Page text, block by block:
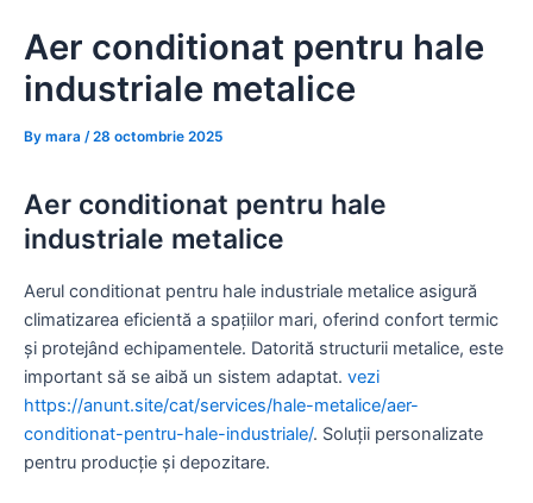
content
Aer conditionat pentru hale
industriale metalice
By mara /28 octombrie 2025
Aer conditionat pentru hale
industriale metalice
Aerul conditionat pentru hale industriale metalice asigură
climatizarea eficientă a spațiilor mari, oferind confort termic
și protejând echipamentele. Datorită structurii metalice, este
important să se aibă un sistem adaptat. vezi
https://anunt.site/cat/services/hale-metalice/aer-
conditionat-pentru-hale-industriale/. Soluții personalizate
pentru producție și depozitare.